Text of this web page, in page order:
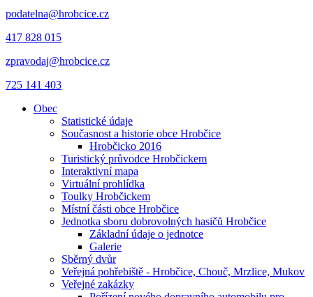
podatelna@hrobcice.cz
417 828 015
zpravodaj@hrobcice.cz
725 141 403
Obec
Statistické údaje
Současnost a historie obce Hrobčice
Hrobčicko 2016
Turistický průvodce Hrobčickem
Interaktivní mapa
Virtuální prohlídka
Toulky Hrobčickem
Místní části obce Hrobčice
Jednotka sboru dobrovolných hasičů Hrobčice
Základní údaje o jednotce
Galerie
Sběrný dvůr
Veřejná pohřebiště - Hrobčice, Chouč, Mrzlice, Mukov
Veřejné zakázky